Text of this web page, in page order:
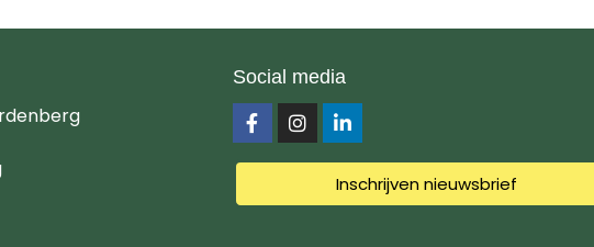
Social media
Inschrijven nieuwsbrief